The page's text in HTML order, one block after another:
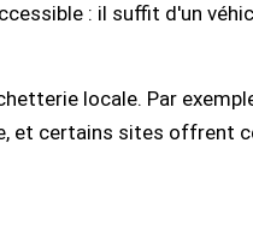
: il suffit d'un
locale. Par
et certains sites offrent